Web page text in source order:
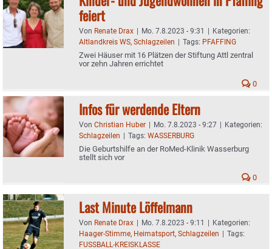
feiert
Von Renate Drax | Mo. 7.8.2023 - 9:31 | Kategorien:
Altlandkreis WS, Schlagzeilen | Tags: PFAFFING
Zwei Häuser mit 16 Plätzen der Stiftung Attl zentral
vor zehn Jahren errichtet
0
Infos für werdende Eltern
Von Christian Huber | Mo. 7.8.2023 - 9:27 | Kategorien:
Schlagzeilen | Tags: WASSERBURG
Die Geburtshilfe an der RoMed-Klinik Wasserburg
stellt sich vor
0
Last Minute Löffelmann
Von Renate Drax | Mo. 7.8.2023 - 9:11 | Kategorien:
Haager-Stimme, Heimatsport, Schlagzeilen | Tags:
FUSSBALL-KREISKLASSE